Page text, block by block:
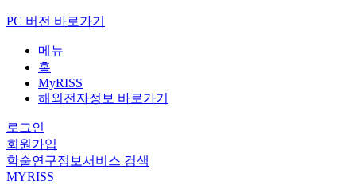
PC 버전 바로가기
메뉴
홈
MyRISS
해외전자정보 바로가기
로그인
회원가입
학술연구정보서비스 검색
MYRISS